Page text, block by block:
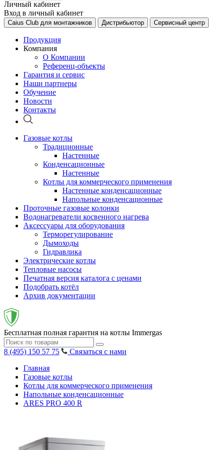
Личный кабинет
Вход в личный кабинет
Caius Club для монтажников Дистрибьютор Сервисный центр
Продукция
Компания
О Компании
Референц-объекты
Гарантия и сервис
Наши партнеры
Обучение
Новости
Контакты
Газовые котлы
Традиционные
Настенные
Конденсационные
Настенные
Котлы для коммерческого применения
Настенные конденсационные
Напольные конденсационные
Проточные газовые колонки
Водонагреватели косвенного нагрева
Аксессуары для оборудования
Терморегулирование
Дымоходы
Гидравлика
Электрические котлы
Тепловые насосы
Печатная версия каталога с ценами
Подобрать котёл
Архив документации
Бесплатная полная гарантия на котлы Immergas
8 (495) 150 57 75
Связаться с нами
Главная
Газовые котлы
Котлы для коммерческого применения
Напольные конденсационные
ARES PRO 400 R